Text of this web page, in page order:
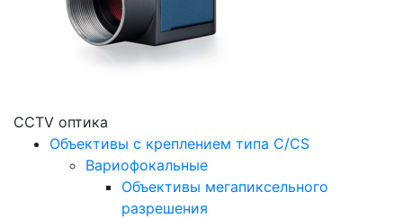
CCTV оптика
Объективы с креплением типа C/CS
Вариофокальные
Объективы мегапиксельного
разрешения